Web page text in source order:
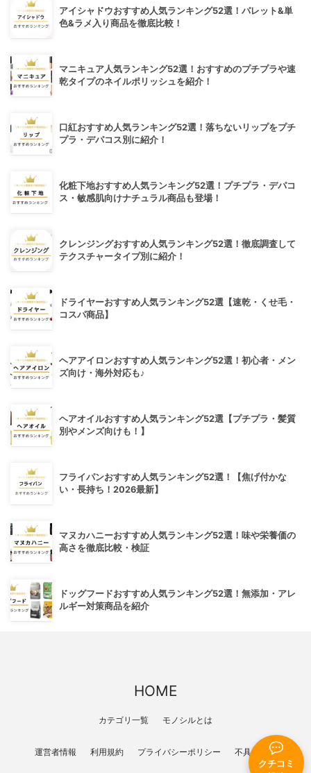
クチコミ
アイシャドウおすすめ人気ランキング52選！パレット&単
色&ラメ入り商品を徹底比較！
マニキュア人気ランキング52選！おすすめのプチプラや速
乾タイプのネイルポリッシュを紹介！
口紅おすすめ人気ランキング52選！落ちないリップをプチ
プラ・デパコス別に紹介！
化粧下地おすすめ人気ランキング52選！プチプラ・デパコ
ス・敏感肌向けナチュラル商品も登場！
クレンジングおすすめ人気ランキング52選！徹底調査して
テクスチャータイプ別に紹介！
ドライヤーおすすめ人気ランキング52選【速乾・くせ毛・
コスパ商品】
ヘアアイロンおすすめ人気ランキング52選！初心者・メン
ズ向け・海外対応も♪
ヘアオイルおすすめ人気ランキング52選【プチプラ・髪質
別やメンズ向けも！】
フライパンおすすめ人気ランキング52選！【焦げ付かな
い・長持ち！2026最新】
マヌカハニーおすすめ人気ランキング52選！味や栄養価の
高さを徹底比較・検証
ドッグフードおすすめ人気ランキング52選！無添加・アレ
ルギー対策商品を紹介
HOME
カテゴリ一覧 モノシルとは
運営者情報 利用規約 プライバシーポリシー 不具合報告